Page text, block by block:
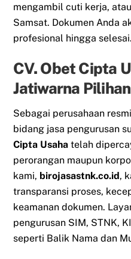
mengambil cuti kerja,
Samsat. Dokumen Anda
profesional hingga selesai.
CV. Obet Cipta
Jatiwarna
Sebagai perusahaan
bidang jasa pengurusan
Cipta Usaha telah
perorangan maupun
kami, birojasastnk.co.id,
transparansi proses,
keamanan dokumen.
pengurusan SIM, STNK,
seperti Balik Nama dan